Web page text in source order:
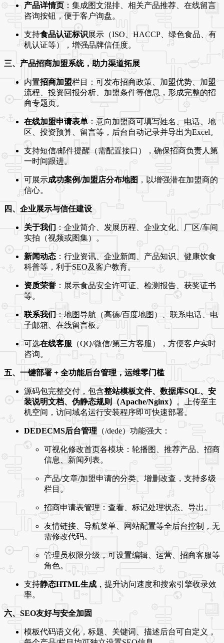
产品详情页：集成图文混排、相关产品推荐、在线留言
咨询按钮，便于客户询盘。
支持食品认证标识展示（ISO、HACCP、绿色食品、有
机认证等），增强品牌信任度。
三、产品招商加盟系统，助力渠道拓展
内置招商加盟栏目：可发布招商政策、加盟优势、加盟
流程、投资回报分析、加盟条件等信息，形成完整的招
商专题页。
在线加盟申请表单：意向加盟商可填写姓名、电话、地
区、投资预算、留言等，后台自动记录并导出为Excel。
支持短信/邮件提醒（需配置接口），确保招商负责人第
一时间跟进。
可展示成功案例/加盟店分布地图 ，以增强潜在加盟商的
信心。
四、企业展示与信任建设
关于我们：企业简介、发展历程、企业文化、厂区/车间
实拍（视频或图集）。
新闻动态 ：行业资讯、企业新闻、产品知识、健康饮食
科普等，利于SEO及客户教育。
资质荣誉 ：展示食品安全许可证、检测报告、获奖证书
等。
联系我们：地图导航（高德/百度地图）、联系电话、电
子邮箱、在线留言板。
可选在线客服 （QQ/微信/第三方客服），方便客户实时
咨询。
五、一键部署 + 全功能后台管理，运维零门槛
源码包完整交付，包含整站模板文件、数据库SQL、安
装说明文档、伪静态规则（Apache/Nginx） 。上传至主
机空间，访问域名运行安装程序即可快速部署。
DEDECMS后台管理 （/dede）功能强大：
可视化修改首页各模块：轮播图、推荐产品、招商
信息、新闻列表。
产品/文章/加盟申请的分类、增删改查，支持多级
栏目。
招商申请表管理：查看、标记处理状态、导出。
友情链接、导航菜单、网站配置等全后台控制，无
需修改代码。
管理员权限分级，可设置编辑、运营、招商客服等
角色。
支持静态HTML生成，提升访问速度和搜索引擎收录效
率。
六、SEO友好与安全加固
模板代码语义化，标题、关键词、描述后台可自定义，